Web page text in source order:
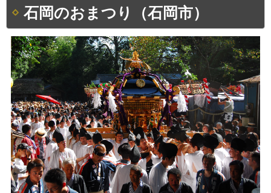
石岡のおまつり（石岡市）